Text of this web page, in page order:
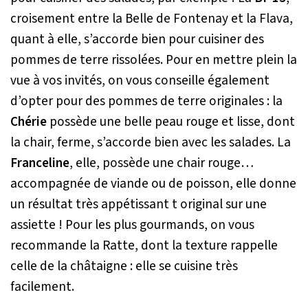
croisement entre la Belle de Fontenay et la Flava,
quant à elle, s’accorde bien pour cuisiner des
pommes de terre rissolées. Pour en mettre plein la
vue à vos invités, on vous conseille également
d’opter pour des pommes de terre originales : la
Chérie possède une belle peau rouge et lisse, dont
la chair, ferme, s’accorde bien avec les salades. La
Franceline, elle, possède une chair rouge…
accompagnée de viande ou de poisson, elle donne
un résultat très appétissant t original sur une
assiette ! Pour les plus gourmands, on vous
recommande la Ratte, dont la texture rappelle
celle de la châtaigne : elle se cuisine très
facilement.